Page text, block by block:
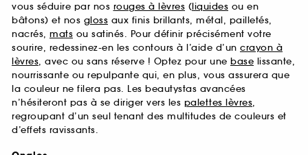
vous séduire par nos rouges à lèvres (liquides ou en
bâtons) et nos gloss aux finis brillants, métal, pailletés,
nacrés, mats ou satinés. Pour définir précisément votre
sourire, redessinez-en les contours à l’aide d’un crayon à
lèvres, avec ou sans réserve ! Optez pour une base lissante,
nourrissante ou repulpante qui, en plus, vous assurera que
la couleur ne filera pas. Les beautystas avancées
n’hésiteront pas à se diriger vers les palettes lèvres,
regroupant d’un seul tenant des multitudes de couleurs et
d’effets ravissants.